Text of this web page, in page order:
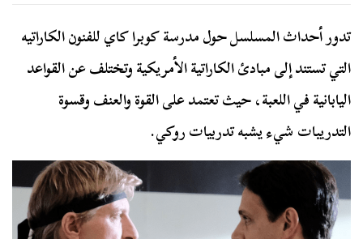
تدور أحداث المسلسل حول مدرسة كوبرا كاي للفنون الكاراتيه
التي تستند إلى مبادئ الكاراتية الأمريكية وتختلف عن القواعد
اليابانية في اللعبة، حيث تعتمد على القوة والعنف وقسوة
التدريبات شيء يشبه تدربيات روكي.